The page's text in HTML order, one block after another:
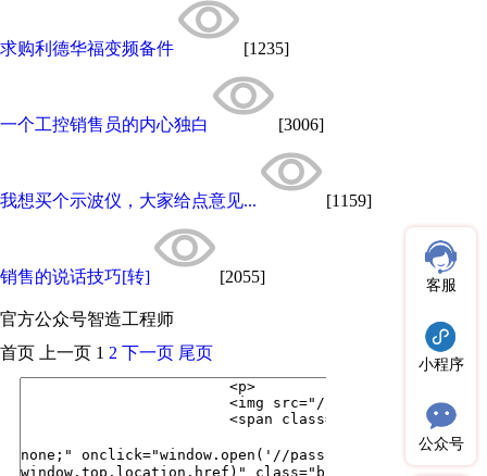
求购利德华福变频备件 [1235]
一个工控销售员的内心独白 [3006]
我想买个示波仪，大家给点意见... [1159]
销售的说话技巧[转] [2055]
官方公众号智造工程师
客服
小程序
公众号
首页 上一页 1 2 下一页 尾页